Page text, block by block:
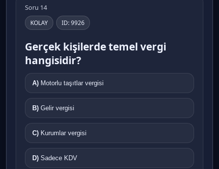
Soru 14
KOLAY ID: 9926
Gerçek kişilerde temel vergi
hangisidir?
A) Motorlu taşıtlar vergisi
B) Gelir vergisi
C) Kurumlar vergisi
D) Sadece KDV